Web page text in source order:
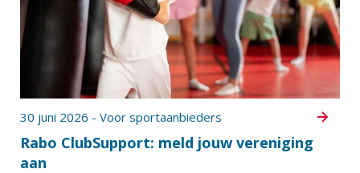
Rabo ClubSupport: meld jouw vereniging
aan
30 juni 2026 - Voor sportaanbieders